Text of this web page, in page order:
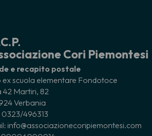
Cori Piemontesi
e recapito postale
ex scuola elementare Fondotoce
42 Martiri, 82
Verbania
0323/496313
info@associazionecoripiemontesi.com